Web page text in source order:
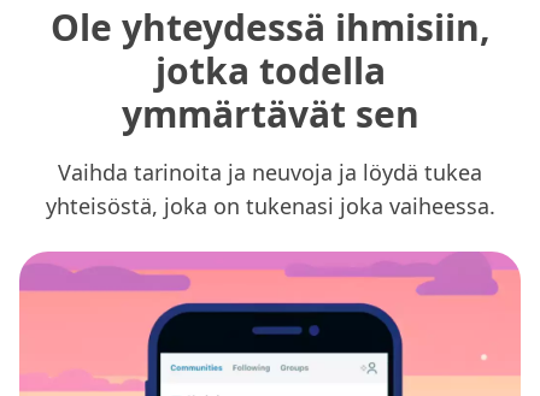
Ole yhteydessä ihmisiin,
jotka todella
ymmärtävät sen
Vaihda tarinoita ja neuvoja ja löydä tukea
yhteisöstä, joka on tukenasi joka vaiheessa.